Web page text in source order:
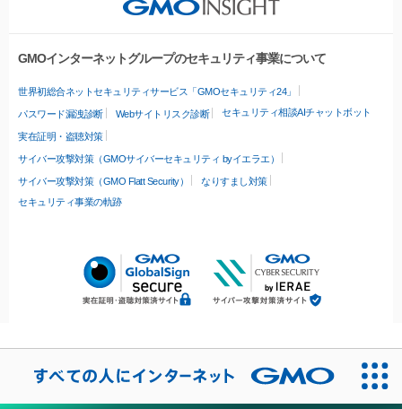
GMOインターネットグループのセキュリティ事業について
世界初総合ネットセキュリティサービス「GMOセキュリティ24」
パスワード漏洩診断 Webサイトリスク診断 セキュリティ相談AIチャットボット
実在証明・盗聴対策
サイバー攻撃対策（GMOサイバーセキュリティ byイエラエ）
サイバー攻撃対策（GMO Flatt Security）
なりすまし対策
セキュリティ事業の軌跡